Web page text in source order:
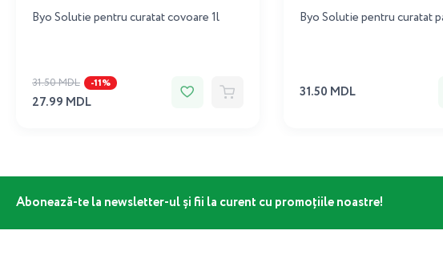
Byo Solutie pentru curatat covoare 1l
31.50 MDL -11%
27.99 MDL
Byo Solutie pentru curatat
31.50 MDL
Abonează-te la newsletter-ul și fii la curent cu promoțiile noastre!